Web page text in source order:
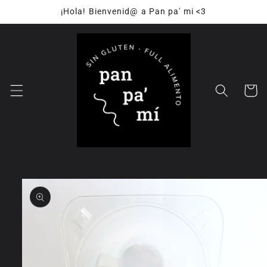
directamente
al contenido
¡Hola! Bienvenid@ a Pan pa' mi <3
Carrito
directamente
información
del producto